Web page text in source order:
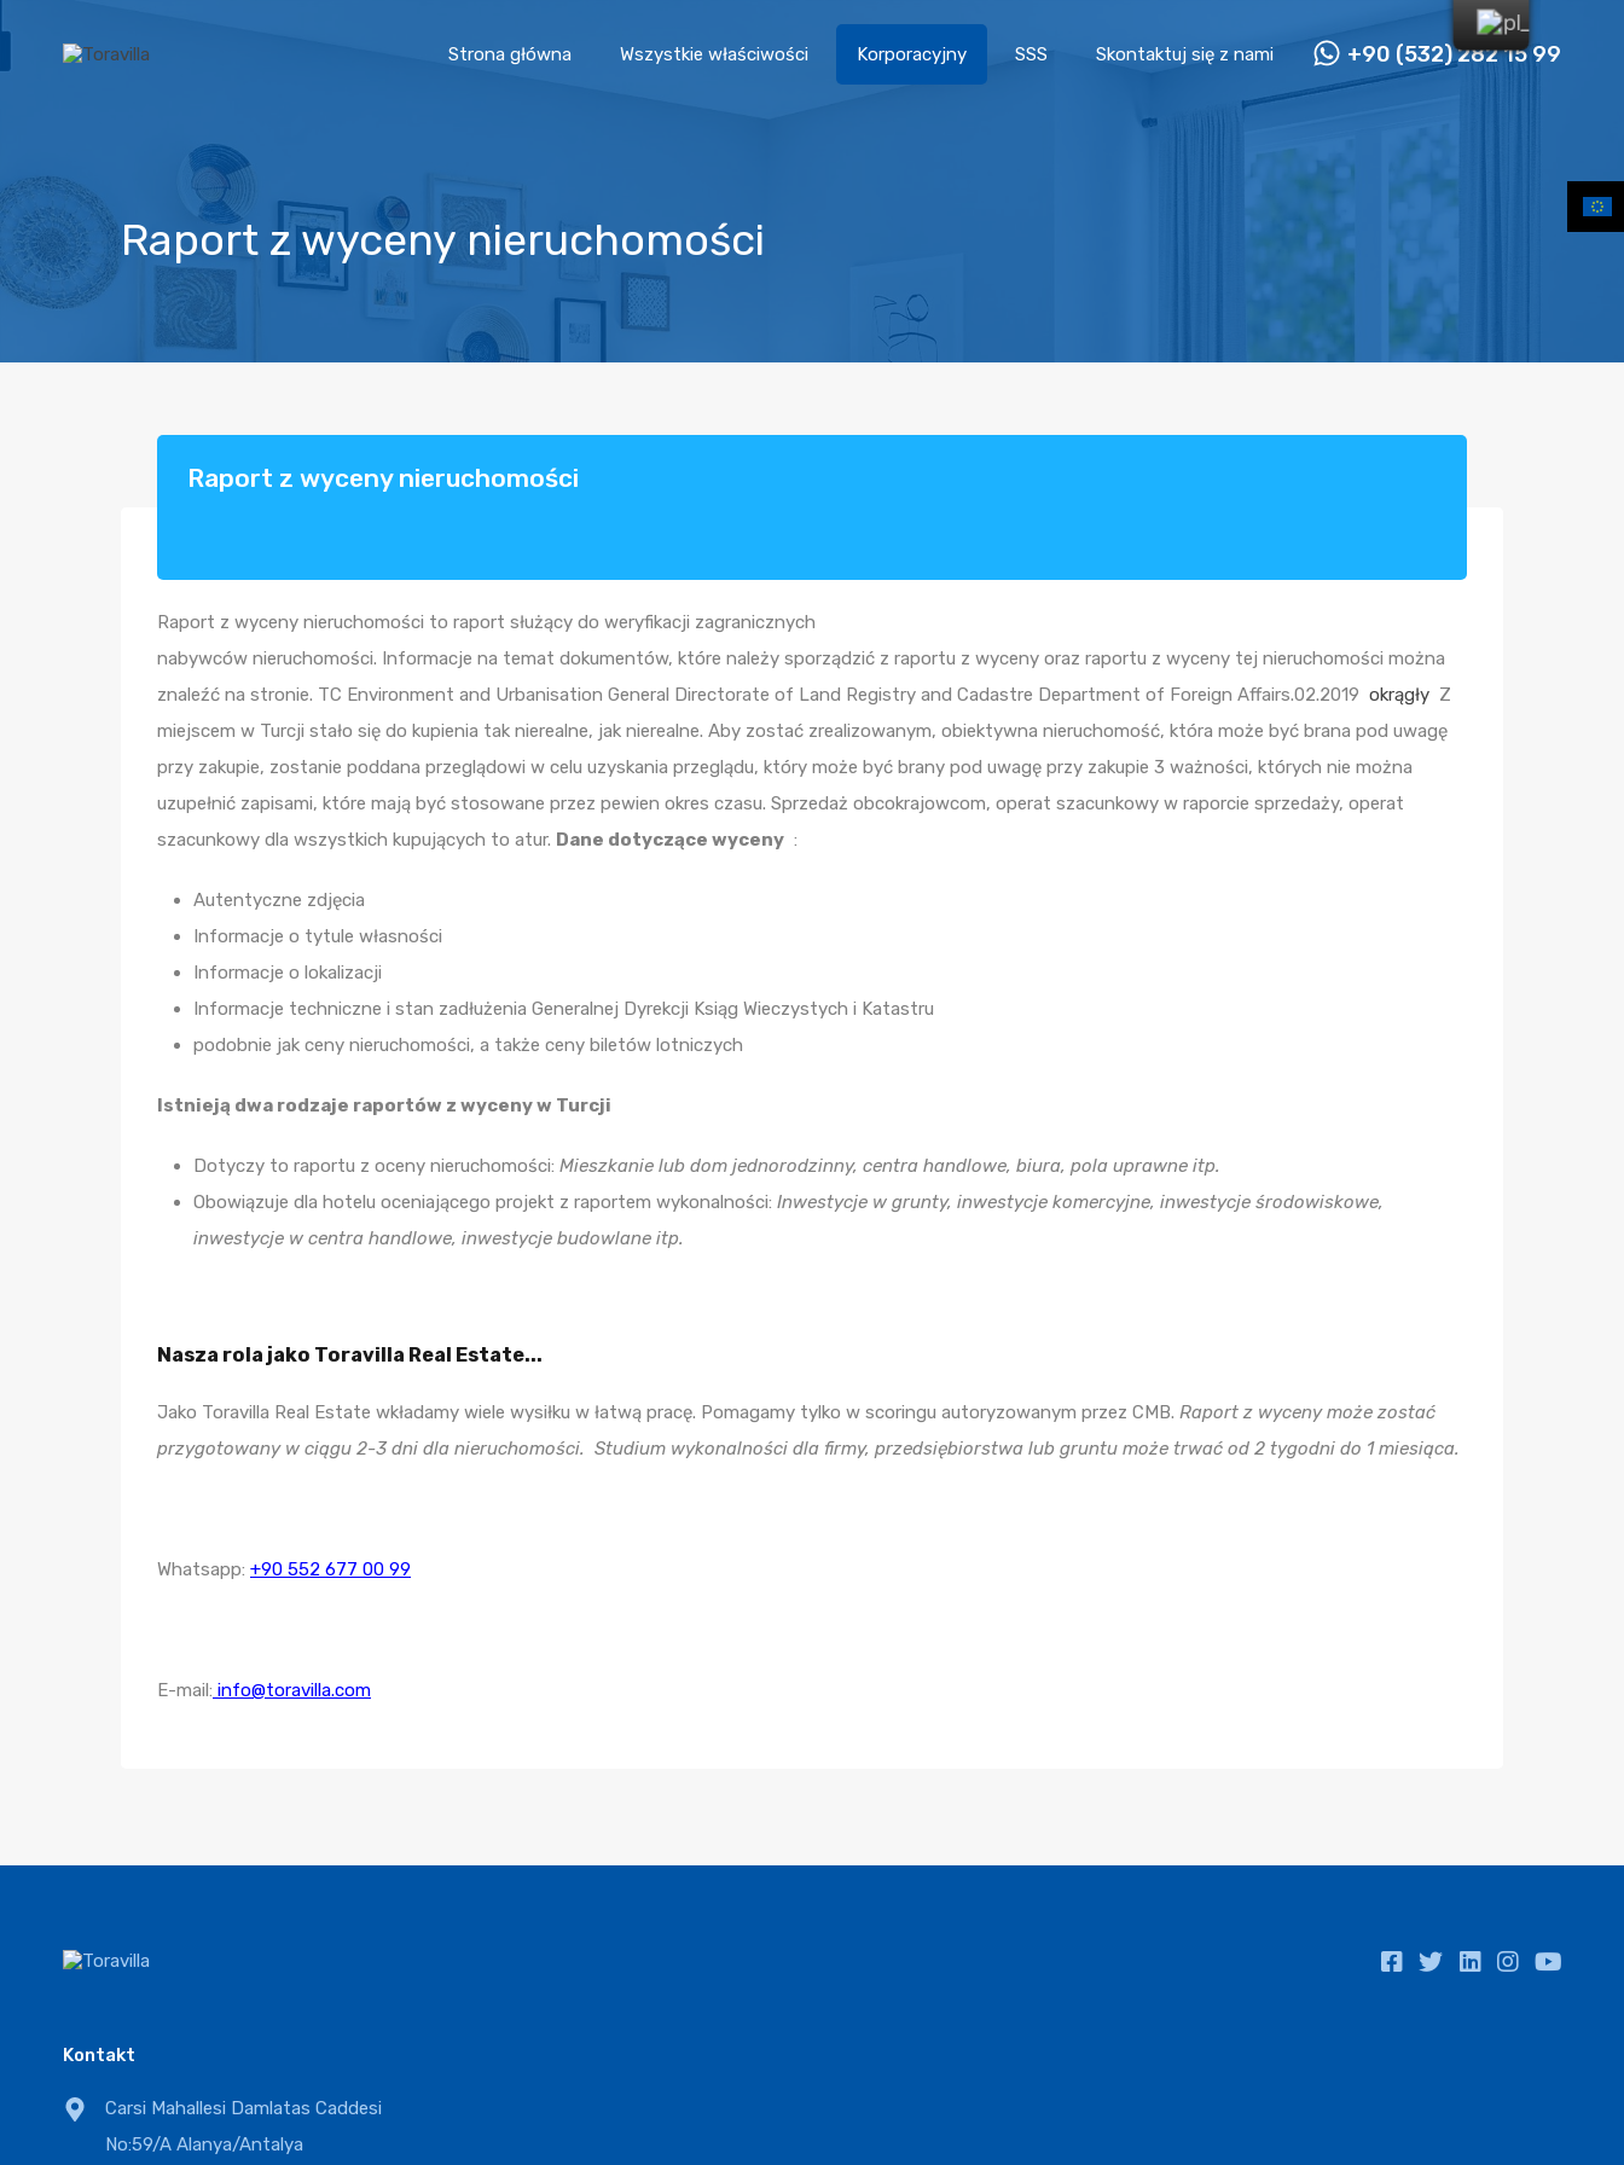
Strona główna Wszystkie właściwości Korporacyjny SSS Skontaktuj się z nami +90 (532) 282 15 99
Raport z wyceny nieruchomości
Raport z wyceny nieruchomości
Raport z wyceny nieruchomości to raport służący do weryfikacji zagranicznych
nabywców nieruchomości. Informacje na temat dokumentów, które należy sporządzić z raportu z wyceny oraz raportu z wyceny tej nieruchomości można
znaleźć na stronie. TC Environment and Urbanisation General Directorate of Land Registry and Cadastre Department of Foreign Affairs.02.2019 okrągły Z
miejscem w Turcji stało się do kupienia tak nierealne, jak nierealne. Aby zostać zrealizowanym, obiektywna nieruchomość, która może być brana pod uwagę
przy zakupie, zostanie poddana przeglądowi w celu uzyskania przeglądu, który może być brany pod uwagę przy zakupie 3 ważności, których nie można
uzupełnić zapisami, które mają być stosowane przez pewien okres czasu. Sprzedaż obcokrajowcom, operat szacunkowy w raporcie sprzedaży, operat
szacunkowy dla wszystkich kupujących to atur. Dane dotyczące wyceny :
Autentyczne zdjęcia
Informacje o tytule własności
Informacje o lokalizacji
Informacje techniczne i stan zadłużenia Generalnej Dyrekcji Ksiąg Wieczystych i Katastru
podobnie jak ceny nieruchomości, a także ceny biletów lotniczych
Istnieją dwa rodzaje raportów z wyceny w Turcji
Dotyczy to raportu z oceny nieruchomości: Mieszkanie lub dom jednorodzinny, centra handlowe, biura, pola uprawne itp.
Obowiązuje dla hotelu oceniającego projekt z raportem wykonalności: Inwestycje w grunty, inwestycje komercyjne, inwestycje środowiskowe,
inwestycje w centra handlowe, inwestycje budowlane itp.
Nasza rola jako Toravilla Real Estate...
Jako Toravilla Real Estate wkładamy wiele wysiłku w łatwą pracę. Pomagamy tylko w scoringu autoryzowanym przez CMB. Raport z wyceny może zostać
przygotowany w ciągu 2-3 dni dla nieruchomości. Studium wykonalności dla firmy, przedsiębiorstwa lub gruntu może trwać od 2 tygodni do 1 miesiąca.
Whatsapp: +90 552 677 00 99
E-mail: info@toravilla.com
Kontakt
Carsi Mahallesi Damlatas Caddesi
No:59/A Alanya/Antalya